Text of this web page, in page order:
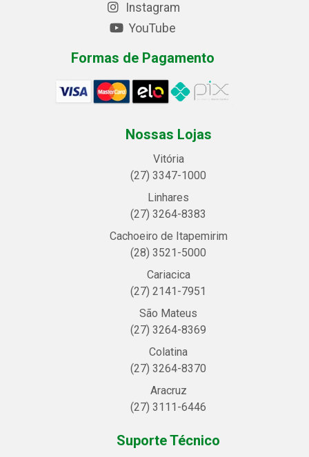
Instagram
YouTube
Formas de Pagamento
Nossas Lojas
Vitória
(27) 3347-1000
Linhares
(27) 3264-8383
Cachoeiro de Itapemirim
(28) 3521-5000
Cariacica
(27) 2141-7951
São Mateus
(27) 3264-8369
Colatina
(27) 3264-8370
Aracruz
(27) 3111-6446
Suporte Técnico